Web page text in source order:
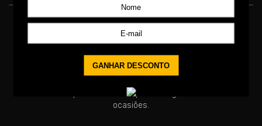
conforto incomparável e um toque de elegância em todas as
ocasiões.